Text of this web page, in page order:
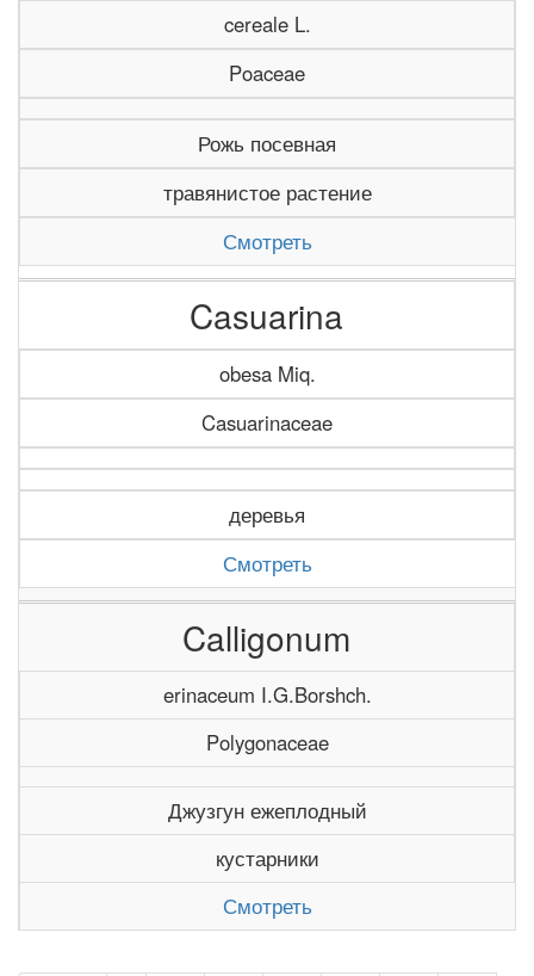
cereale L.
Poaceae
Рожь посевная
травянистое растение
Смотреть
Casuarina
obesa Miq.
Casuarinaceae
деревья
Смотреть
Calligonum
erinaceum I.G.Borshch.
Polygonaceae
Джузгун ежеплодный
кустарники
Смотреть